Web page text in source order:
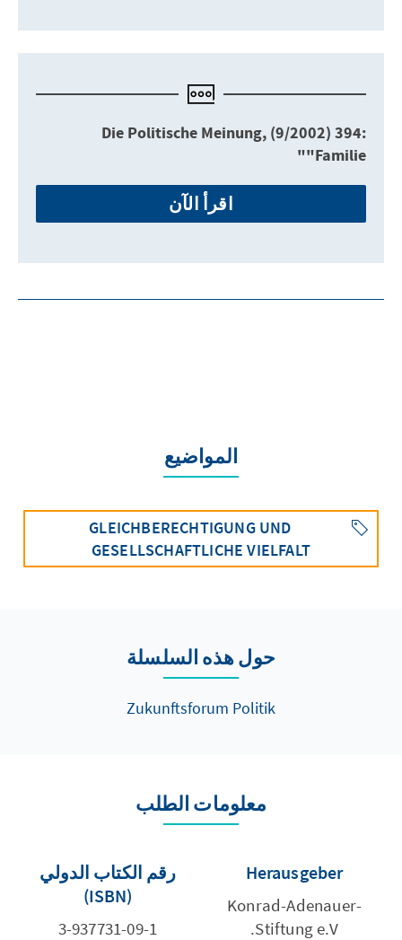
Die Politische Meinung, (9/2002) 394:
"Familie"
اقرأ الآن
المواضيع
GLEICHBERECHTIGUNG UND
GESELLSCHAFTLICHE VIELFALT
حول هذه السلسلة
Zukunftsforum Politik
معلومات الطلب
Herausgeber
Konrad-Adenauer-
Stiftung e.V.
رقم الكتاب الدولي
(ISBN)
3-937731-09-1